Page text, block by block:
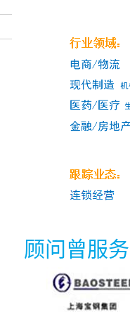
顾问曾服